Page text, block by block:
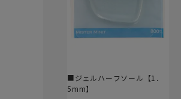
■ジェルハーフソール【1．
5mm】